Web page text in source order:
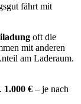
fährt mit
oft die
mit anderen
am Laderaum.
1.000 € – je nach